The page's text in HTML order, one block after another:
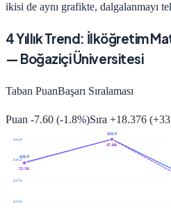
ikisi de aynı grafikte, dalgalanmayı
4Yıllık Trend: İlköğretim
— Boğaziçi Üniversitesi
Taban PuanBaşarı Sıralaması
Puan -7.60 (-1.8%)Sıra +18.376 (+
432.9
430.2
427.6
424.9
429.9
432.9
55.1K
47.8K